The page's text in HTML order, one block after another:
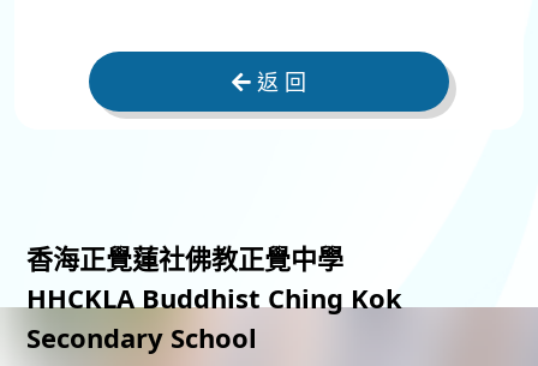
返 回
香海正覺蓮社佛教正覺中學
HHCKLA Buddhist Ching Kok
Secondary School